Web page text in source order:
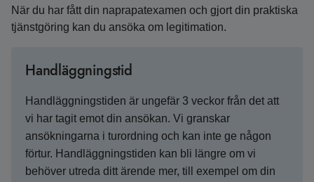
När du har fått din naprapatexamen och gjort din praktiska
tjänstgöring kan du ansöka om legitimation.
Handläggningstid
Handläggningstiden är ungefär 3 veckor från det att
vi har tagit emot din ansökan. Vi granskar
ansökningarna i turordning och kan inte ge någon
förtur. Handläggnings­tiden kan bli längre om vi
behöver utreda ditt ärende mer, till exempel om din